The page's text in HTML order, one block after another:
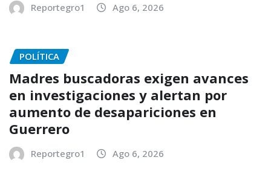
Reportegro1 Ago 6, 2026
POLÍTICA
Madres buscadoras exigen avances
en investigaciones y alertan por
aumento de desapariciones en
Guerrero
Reportegro1 Ago 6, 2026